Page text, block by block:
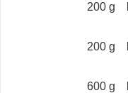
200 g
200 g
600 g